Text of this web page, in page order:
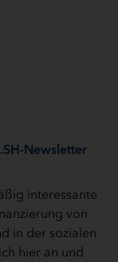
Newsletter
interessante
von
in der sozialen
hier an und